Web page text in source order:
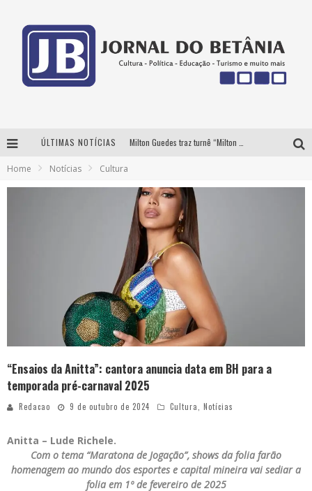
ÚLTIMAS NOTÍCIAS
Home Notícias Cultura
“Ensaios da Anitta”: cantora anuncia data em BH para a
temporada pré-carnaval 2025
Redacao 9 de outubro de 2024 Cultura, Notícias
Anitta – Lude Richele.
Com o tema “Maratona de Jogação”, shows da folia farão
homenagem ao mundo dos esportes e capital mineira vai sediar a
folia em 1º de fevereiro de 2025